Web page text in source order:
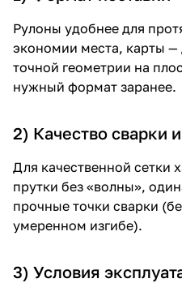
Рулоны удобнее для
экономии места, карты
точной геометрии на
нужный формат заранее.
2) Качество сварки
Для качественной сетки
прутки без «волны»,
прочные точки сварки
умеренном изгибе).
3) Условия